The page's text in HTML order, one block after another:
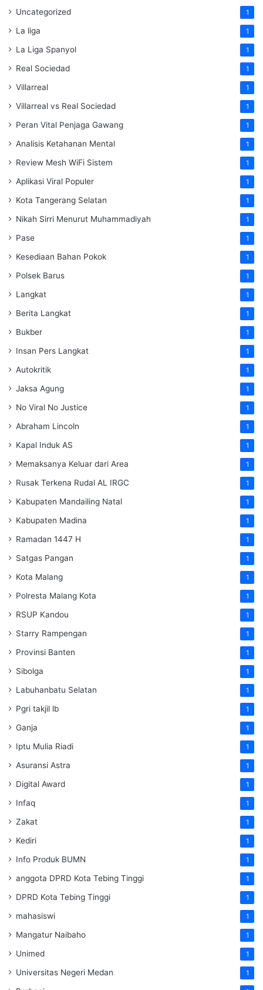
Uncategorized 1
La liga 1
La Liga Spanyol 1
Real Sociedad 1
Villarreal 1
Villarreal vs Real Sociedad 1
Peran Vital Penjaga Gawang 1
Analisis Ketahanan Mental 1
Review Mesh WiFi Sistem 1
Aplikasi Viral Populer 1
Kota Tangerang Selatan 1
Nikah Sirri Menurut Muhammadiyah 1
Pase 1
Kesediaan Bahan Pokok 1
Polsek Barus 1
Langkat 1
Berita Langkat 1
Bukber 1
Insan Pers Langkat 1
Autokritik 1
Jaksa Agung 1
No Viral No Justice 1
Abraham Lincoln 1
Kapal Induk AS 1
Memaksanya Keluar dari Area 1
Rusak Terkena Rudal AL IRGC 1
Kabupaten Mandailing Natal 1
Kabupaten Madina 1
Ramadan 1447 H 1
Satgas Pangan 1
Kota Malang 1
Polresta Malang Kota 1
RSUP Kandou 1
Starry Rampengan 1
Provinsi Banten 1
Sibolga 1
Labuhanbatu Selatan 1
Pgri takjil lb 1
Ganja 1
Iptu Mulia Riadi 1
Asuransi Astra 1
Digital Award 1
Infaq 1
Zakat 1
Kediri 1
Info Produk BUMN 1
anggota DPRD Kota Tebing Tinggi 1
DPRD Kota Tebing Tinggi 1
mahasiswi 1
Mangatur Naibaho 1
Unimed 1
Universitas Negeri Medan 1